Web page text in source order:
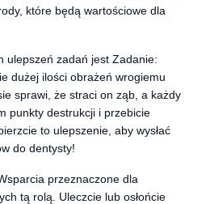
które będą wartościowe dla
ulepszeń zadań jest Zadanie:
dużej ilości obrażeń wrogiemu
sprawi, że straci on ząb, a każdy
punkty destrukcji i przebicie
to ulepszenie, aby wysłać
do dentysty!
przeznaczone dla
tą rolą. Uleczcie lub osłońcie